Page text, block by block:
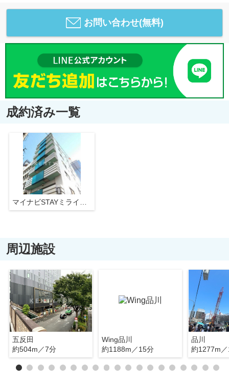
お問い合わせ(無料)
成約済み一覧
周辺施設
五反田
約504m／7分
Wing品川
約1188m／15分
品川
約1277m